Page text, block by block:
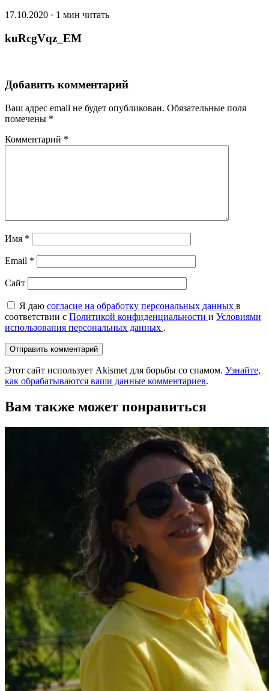
17.10.2020 · 1 мин читать
kuRcgVqz_EM
Добавить комментарий
Ваш адрес email не будет опубликован. Обязательные поля
помечены *
Комментарий *
Имя *
Email *
Сайт
Я даю согласие на обработку персональных данных в
соответствии с Политикой конфиденциальности и Условиями
использования персональных данных .
Этот сайт использует Akismet для борьбы со спамом. Узнайте,
как обрабатываются ваши данные комментариев.
Вам также может понравиться